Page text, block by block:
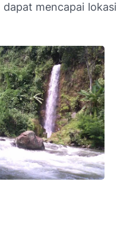
mencapai lokasi